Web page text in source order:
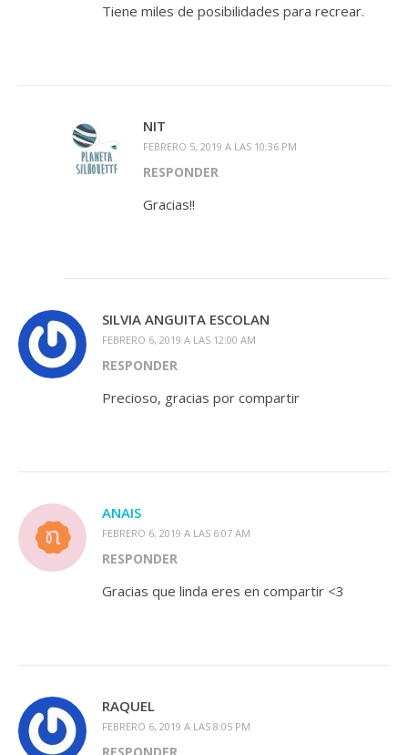
Tiene miles de posibilidades para recrear.
NIT
FEBRERO 5, 2019 A LAS 10:36 PM
RESPONDER
Gracias!!
SILVIA ANGUITA ESCOLAN
FEBRERO 6, 2019 A LAS 12:00 AM
RESPONDER
Precioso, gracias por compartir
ANAIS
FEBRERO 6, 2019 A LAS 6:07 AM
RESPONDER
Gracias que linda eres en compartir <3
RAQUEL
FEBRERO 6, 2019 A LAS 8:05 PM
RESPONDER